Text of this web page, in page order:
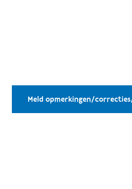
Meld opmerkingen/